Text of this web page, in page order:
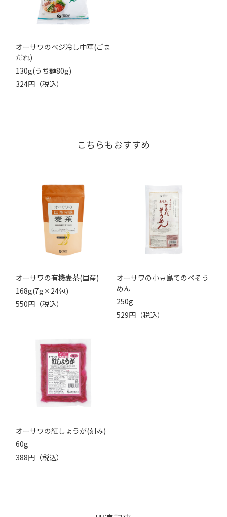
オーサワのベジ冷し中華(ごま
だれ)
130g(うち麺80g)
324円（税込）
こちらもおすすめ
オーサワの有機麦茶(国産)
168g(7g×24包)
550円（税込）
オーサワの小豆島てのべそう
めん
250g
529円（税込）
オーサワの紅しょうが(刻み)
60g
388円（税込）